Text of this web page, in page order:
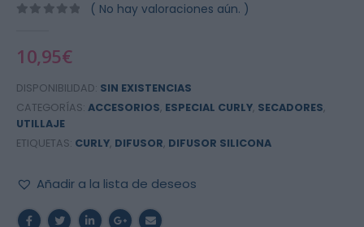
( No hay valoraciones aún. )
10,95€
DISPONIBILIDAD: SIN EXISTENCIAS
CATEGORÍAS: ACCESORIOS, ESPECIAL CURLY, SECADORES,
UTILLAJE
ETIQUETAS: CURLY, DIFUSOR, DIFUSOR SILICONA
Añadir a la lista de deseos